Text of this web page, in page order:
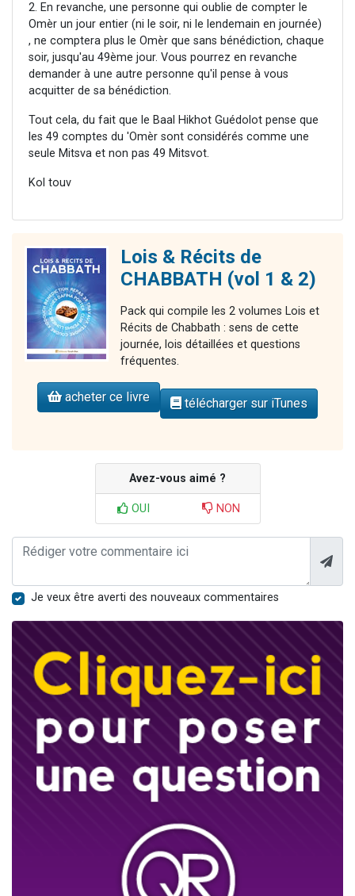
2. En revanche, une personne qui oublie de compter le
Omèr un jour entier (ni le soir, ni le lendemain en journée)
, ne comptera plus le Omèr que sans bénédiction, chaque
soir, jusqu'au 49ème jour. Vous pourrez en revanche
demander à une autre personne qu'il pense à vous
acquitter de sa bénédiction.
Tout cela, du fait que le Baal Hikhot Guédolot pense que
les 49 comptes du 'Omèr sont considérés comme une
seule Mitsva et non pas 49 Mitsvot.
Kol touv
Lois & Récits de
CHABBATH (vol 1 & 2)
Pack qui compile les 2 volumes Lois et
Récits de Chabbath : sens de cette
journée, lois détaillées et questions
fréquentes.
acheter ce livre télécharger sur iTunes
Avez-vous aimé ?
OUI NON
Je veux être averti des nouveaux commentaires